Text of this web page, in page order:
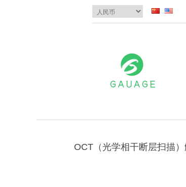
OCT（光学相干断层扫描